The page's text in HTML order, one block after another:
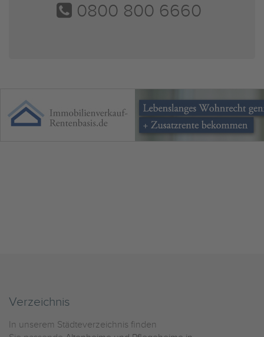
0800 800 6660
Verzeichnis
In unserem Städteverzeichnis finden